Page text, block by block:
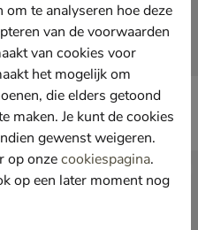
Klittenbandschoenen - zwart
€ 59,99
59,
te analyseren hoe deze
van de voorwaarden
van cookies voor
het mogelijk om
die elders getoond
maken. Je kunt de cookies
gewenst weigeren.
op onzecookiespagina.
op een later moment nog